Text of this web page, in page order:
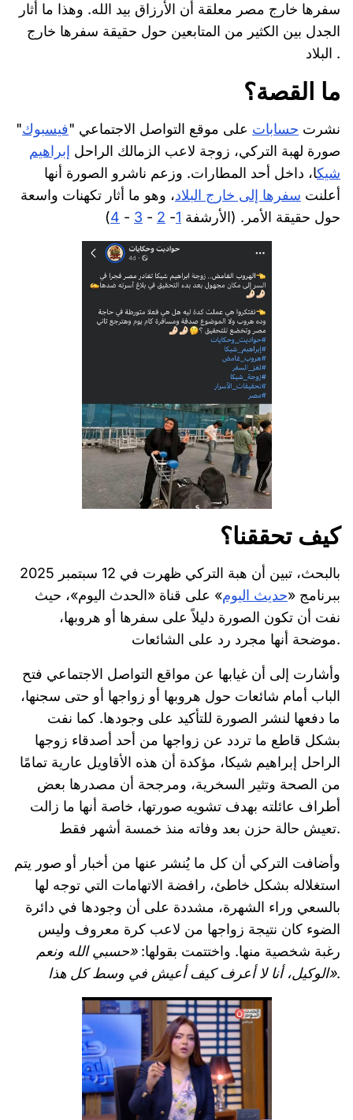
سفرها خارج مصر معلقة أن الأرزاق بيد الله. وهذا ما أثار
الجدل بين الكثير من المتابعين حول حقيقة سفرها خارج
البلاد .
ما القصة؟
نشرت حسابات على موقع التواصل الاجتماعي "فيسبوك"
صورة لهبة التركي، زوجة لاعب الزمالك الراحل إبراهيم
شيكا، داخل أحد المطارات. وزعم ناشرو الصورة أنها
أعلنت سفرها إلى خارج البلاد، وهو ما أثار تكهنات واسعة
حول حقيقة الأمر. (الأرشفة 1
-
2
-
3
-
4
)
كيف تحققنا؟
بالبحث، تبين أن هبة التركي ظهرت في 12 سبتمبر 2025
ببرنامج «حديث اليوم» على قناة «الحدث اليوم»، حيث
نفت أن تكون الصورة دليلاً على سفرها أو هروبها،
موضحة أنها مجرد رد على الشائعات.
وأشارت إلى أن غيابها عن مواقع التواصل الاجتماعي فتح
الباب أمام شائعات حول هروبها أو زواجها أو حتى سجنها،
ما دفعها لنشر الصورة للتأكيد على وجودها. كما نفت
بشكل قاطع ما تردد عن زواجها من أحد أصدقاء زوجها
الراحل إبراهيم شيكا، مؤكدة أن هذه الأقاويل عارية تمامًا
من الصحة وتثير السخرية، ومرجحة أن مصدرها بعض
أطراف عائلته بهدف تشويه صورتها، خاصة أنها ما زالت
تعيش حالة حزن بعد وفاته منذ خمسة أشهر فقط.
وأضافت التركي أن كل ما يُنشر عنها من أخبار أو صور يتم
استغلاله بشكل خاطئ، رافضة الاتهامات التي توجه لها
بالسعي وراء الشهرة، مشددة على أن وجودها في دائرة
الضوء كان نتيجة زواجها من لاعب كرة معروف وليس
رغبة شخصية منها. واختتمت بقولها:«حسبي الله ونعم
الوكيل، أنا لا أعرف كيف أعيش في وسط كل هذا».